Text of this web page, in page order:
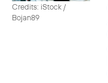
Credits: iStock /
Bojan89